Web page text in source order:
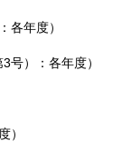
各年度）
号）：各年度）
）